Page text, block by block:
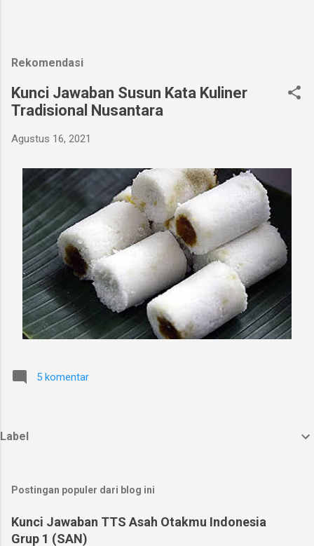
Rekomendasi
Kunci Jawaban Susun Kata Kuliner
Tradisional Nusantara
Agustus 16, 2021
5 komentar
Label
Postingan populer dari blog ini
Kunci Jawaban TTS Asah Otakmu Indonesia
Grup 1 (SAN)